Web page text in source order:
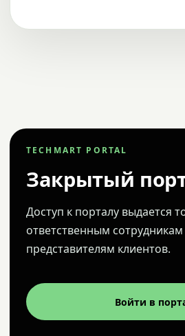
TECHMART PORTAL
Закрытый
Доступ к порталу выдается
ответственным
представителям клиентов.
Войти в